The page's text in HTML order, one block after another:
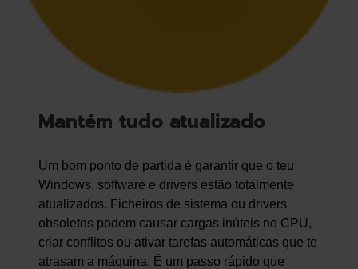
Mantém tudo atualizado
Um bom ponto de partida é garantir que o teu
Windows, software e drivers estão totalmente
atualizados. Ficheiros de sistema ou drivers
obsoletos podem causar cargas inúteis no CPU,
criar conflitos ou ativar tarefas automáticas que te
atrasam a máquina. É um passo rápido que